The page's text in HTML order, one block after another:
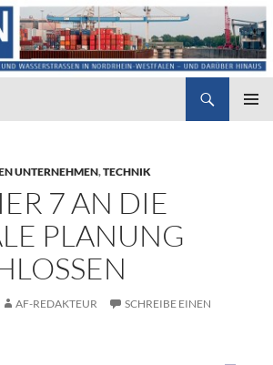
UNTERNEHMEN,TECHNIK
7 AN DIE
PLANUNG
AF-REDAKTEUR
SCHREIBE EINEN